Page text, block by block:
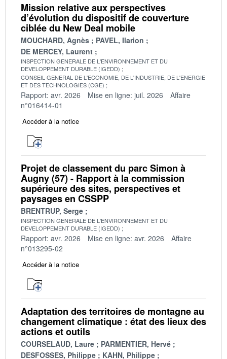
Mission relative aux perspectives
d’évolution du dispositif de couverture
ciblée du New Deal mobile
MOUCHARD, Agnès
PAVEL, Ilarion
DE MERCEY, Laurent
INSPECTION GENERALE DE L'ENVIRONNEMENT ET DU
DEVELOPPEMENT DURABLE (IGEDD)
CONSEIL GENERAL DE L'ECONOMIE, DE L'INDUSTRIE, DE L'ENERGIE
ET DES TECHNOLOGIES (CGE)
Rapport: avr. 2026 Mise en ligne: juil. 2026
Affaire
n°016414-01
Accéder à la notice
Projet de classement du parc Simon à
Augny (57) - Rapport à la commission
supérieure des sites, perspectives et
paysages en CSSPP
BRENTRUP, Serge
INSPECTION GENERALE DE L'ENVIRONNEMENT ET DU
DEVELOPPEMENT DURABLE (IGEDD)
Rapport: avr. 2026 Mise en ligne: avr. 2026
Affaire
n°013295-02
Accéder à la notice
Adaptation des territoires de montagne au
changement climatique : état des lieux des
actions et outils
COURSELAUD, Laure
PARMENTIER, Hervé
DESFOSSES, Philippe
KAHN, Philippe